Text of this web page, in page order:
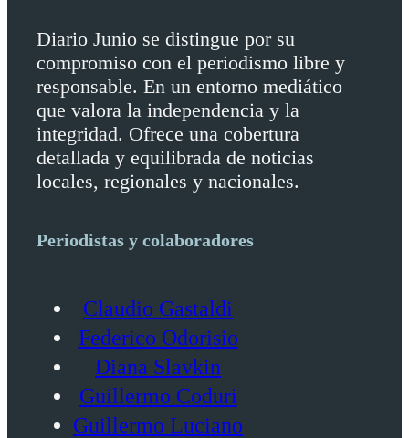
Diario Junio se distingue por su
compromiso con el periodismo libre y
responsable. En un entorno mediático
que valora la independencia y la
integridad. Ofrece una cobertura
detallada y equilibrada de noticias
locales, regionales y nacionales.
Periodistas y colaboradores
Claudio Gastaldi
Federico Odorisio
Diana Slavkin
Guillermo Coduri
Guillermo Luciano